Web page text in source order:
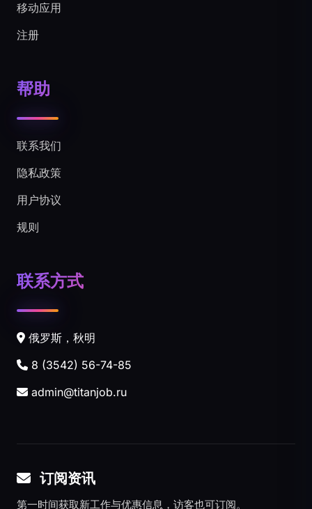
移动应用
注册
帮助
联系我们
隐私政策
用户协议
规则
联系方式
俄罗斯，秋明
8 (3542) 56-74-85
admin@titanjob.ru
订阅资讯
第一时间获取新工作与优惠信息，访客也可订阅。